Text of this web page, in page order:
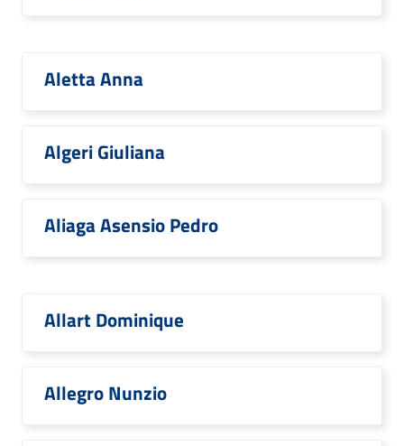
Aletta Anna
Algeri Giuliana
Aliaga Asensio Pedro
Allart Dominique
Allegro Nunzio